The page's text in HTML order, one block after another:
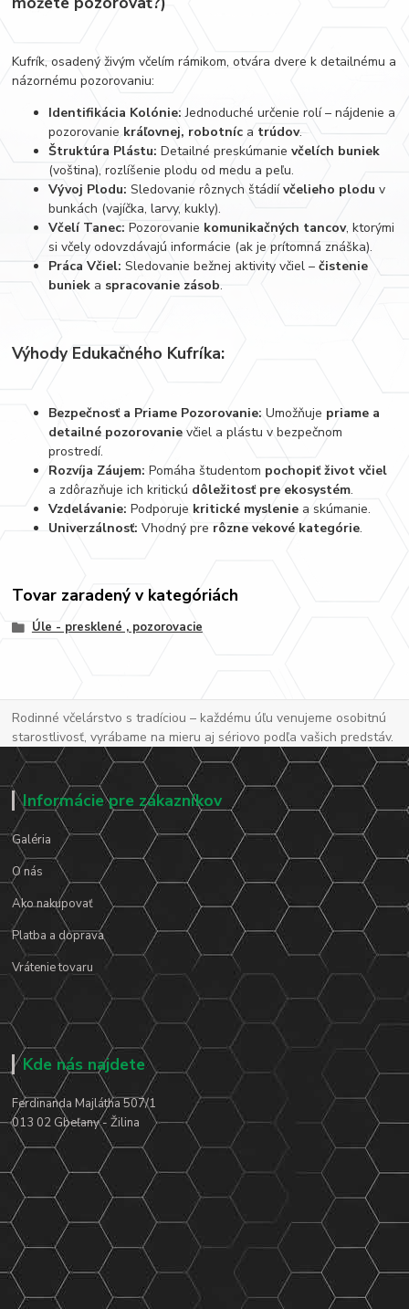
Kufrík, osadený živým včelím rámikom, otvára dvere k detailnému a
názornému pozorovaniu:
Identifikácia Kolónie: Jednoduché určenie rolí – nájdenie a
pozorovanie kráľovnej, robotníc a trúdov.
Štruktúra Plástu: Detailné preskúmanievčelích buniek
(voština), rozlíšenie plodu od medu a peľu.
Vývoj Plodu: Sledovanie rôznych štádiívčelieho plodu v
bunkách (vajíčka, larvy, kukly).
Včelí Tanec: Pozorovanie komunikačných tancov, ktorými
si včely odovzdávajú informácie (ak je prítomná znáška).
Práca Včiel: Sledovanie bežnej aktivity včiel –čistenie
buniek a spracovanie zásob.
Výhody Edukačného Kufríka:
Bezpečnosť a Priame Pozorovanie: Umožňuje priame a
detailné pozorovanie včiel a plástu v bezpečnom
prostredí.
Rozvíja Záujem: Pomáha študentom pochopiť život včiel
a zdôrazňuje ich kritickú dôležitosť pre ekosystém.
Vzdelávanie: Podporuje kritické myslenie a skúmanie.
Univerzálnosť: Vhodný pre rôzne vekové kategórie.
Tovar zaradený v kategóriách
Úle - presklené , pozorovacie
Rodinné včelárstvo s tradíciou – každému úľu venujeme osobitnú
starostlivosť, vyrábame na mieru aj sériovo podľa vašich predstáv.
Informácie pre zákazníkov
Galéria
O nás
Ako nakupovať
Platba a doprava
Vrátenie tovaru
Kde nás najdete
Ferdinanda Majlátha 507/1
013 02 Gbeľany - Žilina